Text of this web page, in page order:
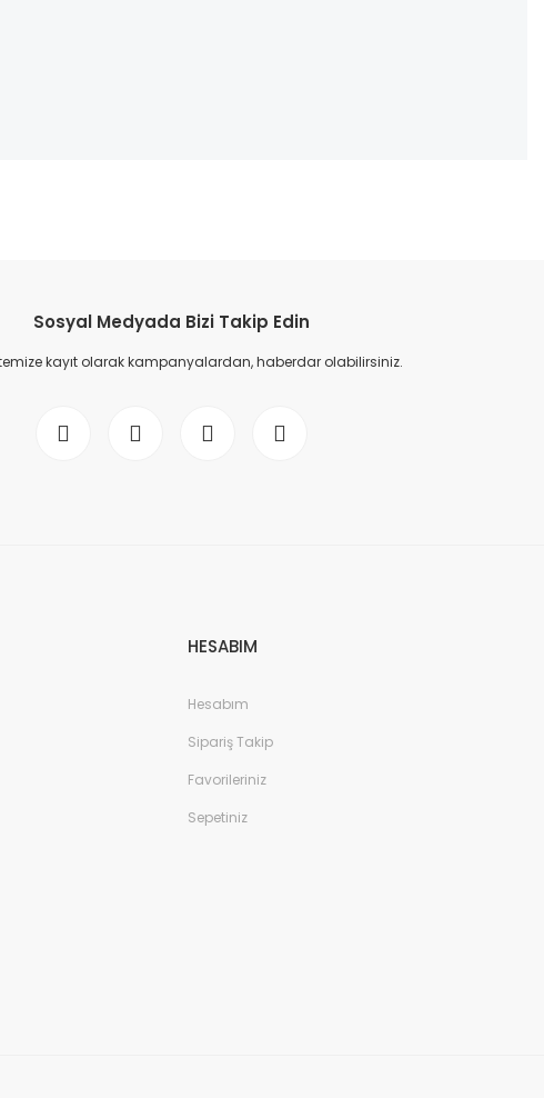
Sosyal Medyada Bizi Takip Edin
kayıt olarak kampanyalardan, haberdar olabilirsiniz.
HESABIM
Hesabım
Sipariş Takip
Favorileriniz
Sepetiniz